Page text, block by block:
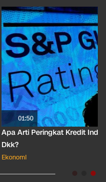
Dirilis S&P Global